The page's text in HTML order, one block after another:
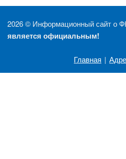
2026 © Информационный сайт о
является официальным!
Главная |